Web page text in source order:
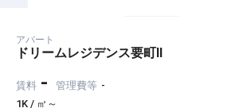
アパート
ドリームレジデンス要町Ⅱ
賃料 - 管理費等 -
1K / ㎡～